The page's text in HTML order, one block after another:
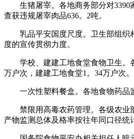
生猪屠宰。各地商务部分对3390家
查获违规屠宰肉品636。2吨。
乳品平安国度尺度。卫生部组织相
度的宣传贯彻力度。
学校、建建工地食堂食物卫生。各
万户次，建建工地食堂1。34万户次。
一次性塑料餐盒。各地食物药品监
禁限用高毒农药管理。各级农业部
产物监测总体及格率按往年同口径统